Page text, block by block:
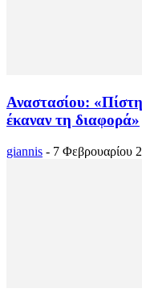
Αναστασίου:
έκαναν τη διαφορά»
giannis - 7 Φεβρουαρίου